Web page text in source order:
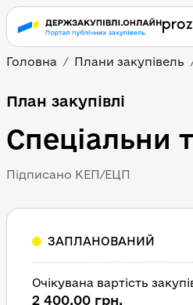
Головна Плани закупівель
План закупівлі
Спеціальни
Підписано КЕП/ЕЦП
ЗАПЛАНОВАНИЙ
Очікувана вартість
2 400,00 грн.